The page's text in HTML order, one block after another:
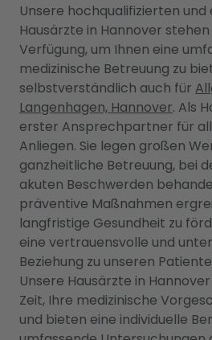
Unsere hochqualifizierten
Hausärzte in Hannover
Verfügung, um Ihnen eine
medizinische Betreuung zu
selbstverständlich auch für
Langenhagen, Hannover. Als
erster Ansprechpartner für
Anliegen. Sie legen großen
ganzheitliche Betreuung, bei
akuten Beschwerden
präventive Maßnahmen
langfristige Gesundheit zu
eine vertrauensvolle und
Beziehung zu unseren
Unsere Hausärzte in
Zeit, Ihre medizinische
und bieten eine individuelle